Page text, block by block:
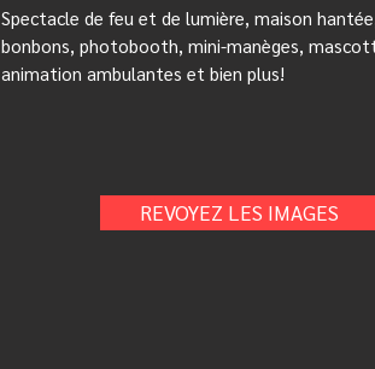
Spectacle de feu et de lumière, maison
bonbons, photobooth, mini-manèges,
animation ambulantes et bien plus!
REVOYEZ LES IMAGES